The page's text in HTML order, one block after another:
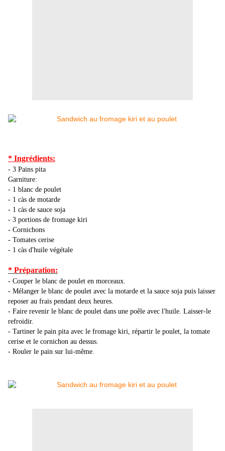
* Ingrédients:
- 3 Pains pita
Garniture:
- 1 blanc de poulet
- 1 càs de motarde
- 1 càs de sauce soja
- 3 portions de fromage kiri
- Cornichons
- Tomates cerise
- 1 càs d'huile végétale
* Préparation:
- Couper le blanc de poulet en morceaux.
- Mélanger le blanc de poulet avec la motarde et la sauce soja puis laisser
reposer au frais pendant deux heures.
- Faire revenir le blanc de poulet dans une poêle avec l'huile. Laisser-le
refroidir.
- Tartiner le pain pita avec le fromage kiri, répartir le poulet, la tomate
cerise et le cornichon au dessus.
- Rouler le pain sur lui-même.